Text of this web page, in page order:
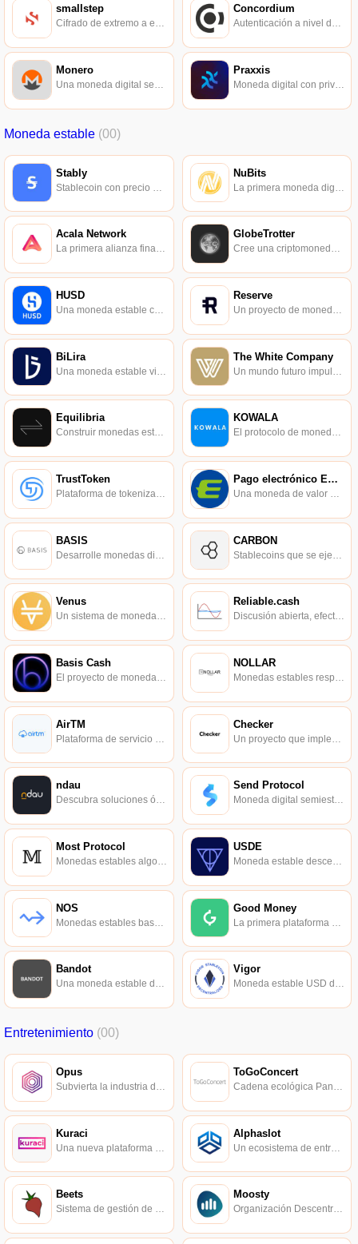
smallstep
Cifrado de extremo a extremo para sistemas distribuidos.
Concordium
Autenticación a nivel de protocolo con pruebas de conocimiento cero.
Monero
Una moneda digital segura, privada e imposible de rastrear.
Praxxis
Moneda digital con privacidad preservada con Elixxir.
Moneda estable (00)
Stably NuBits
Acala Network
La primera alianza financiera abierta descentralizada.
GlobeTrotter
Cree una criptomoneda verdaderamente estable.
HUSD
Una moneda estable compatible emitida por Stable Universal.
Reserve
Un proyecto de moneda digital encriptada con un valor de moneda estable respaldado por Coinbase.
BiLira The White Company
Equilibria
Construir monedas estables.
KOWALA
El protocolo de moneda estable de tercera generación.
TrustToken
Plataforma de tokenización de activos con el objetivo de crear TrueUSD respaldado por activos y más.
Pago electrónico EUSD
Una moneda de valor estable compatible, anclada 1:1 al dólar estadounidense.
BASIS CARBON
Venus
Un sistema de moneda estable descentralizado basado en Binance Smart Chain.
Reliable.cash
Discusión abierta, efectivo electrónico P2P confiable.
Basis Cash
El proyecto de moneda estable se originó en Basis.
NOLLAR
Monedas estables respaldadas por IOU 1:1 USD.
AirTM Checker
ndau
Descubra soluciones óptimas para el almacenamiento de valor a largo plazo.
Send Protocol
Moneda digital semiestable.
Most Protocol
Monedas estables algorítmicas.
USDE
Moneda estable descentralizada basada en EOS USD-EOS.
NOS
Monedas estables basadas en nano.
Good Money
Bandot
Una moneda estable descentralizada basada en el ecosistema Polkadot.
Vigor
Moneda estable USD descentralizada basada en EOS.
Entretenimiento (00)
Opus
Subvierta la industria de los medios de transmisión con la tecnología Ethereum e IPFS.
ToGoConcert
Cadena ecológica Pan-entretenimiento.
Kuraci Alphaslot
Beets
Sistema de gestión de biblioteca de medios distribuidos para geeks obsesionados con la música.
Moosty
Organización Descentralizada de la Música.